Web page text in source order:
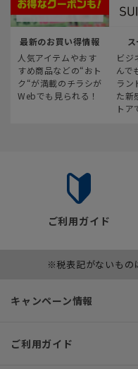
最新のお買い得情報
人気アイテムやおす
すめ商品などの“おト
ク“が満載のチラシが
Webでも見られる！
ビジ
んで
ラン
た新
トア
ご利用ガイド
※税表記がないもの
キャンペーン情報
ご利用ガイド